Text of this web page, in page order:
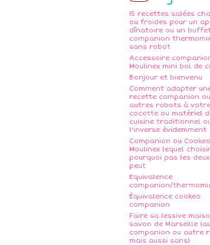
15 recettes salées
ou froides pour un
dînatoire ou un
companion
sans robot
Accessoire
Moulinex mini bol de
Bonjour et bienvenu
Comment adapter
recette companion ou
autres robots à votre
cocotte ou matériel
cuisine traditionnel
l'inverse évidemment
Companion ou
Moulinex lequel
pourquoi pas les
peut
Equivalence
companion/
Équivalence cookeo
companion
Faire sa lessive
savon de Marseille (au
companion ou autre
mais aussi sans)